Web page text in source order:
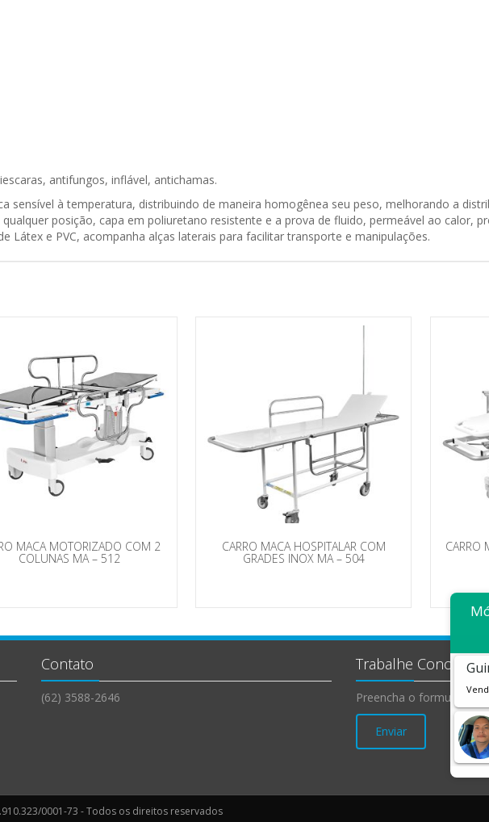
antifungos, inflável, antichamas.
sensível à temperatura, distribuindo de maneira homogênea seu peso, melhorando a
posição, capa em poliuretano resistente e a prova de fluido, permeável ao calor,
Látex e PVC, acompanha alças laterais para facilitar transporte e manipulações.
MACA MOTORIZADO COM 2
COLUNAS MA – 512
CARRO MACA HOSPITALAR COM
GRADES INOX MA – 504
CARRO
Contato
(62) 3588-2646
Trabalhe Conosco
Preencha o formulário e
Enviar
0001-73 - Todos os direitos reservados